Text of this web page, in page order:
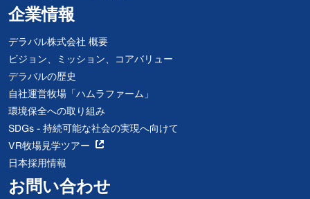
企業情報
デラバル株式会社 概要
ビジョン、ミッション、コアバリュー
デラバルの歴史
自社運営牧場「ハムラファーム」
環境保全への取り組み
SDGs - 持続可能な社会の実現へ向けて
VR牧場見学ツアー
日本採用情報
お問い合わせ